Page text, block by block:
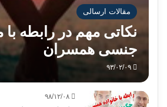
مقالات ارسالی
نکاتی مهم در رابطه
جنسی همسران
۹۳/۰۲/۰۹
۹۸/۱۲/۰۸